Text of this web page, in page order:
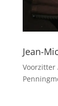
Jean-
Voorzitter